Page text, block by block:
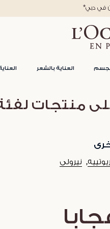
العناية بالشعر
في دبي
منتجات
نيرولي